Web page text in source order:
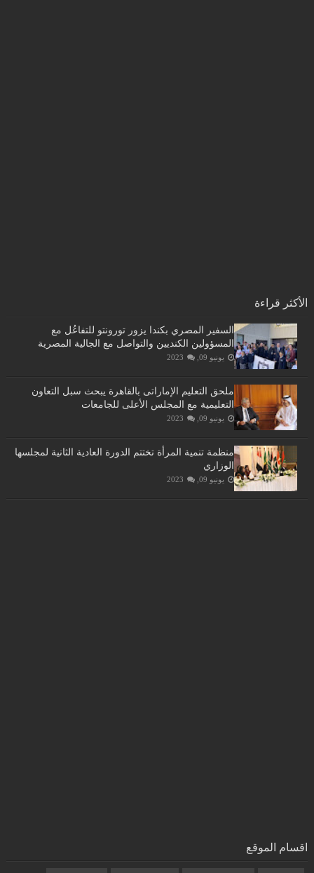
الأكثر قراءة
السفير المصري بكندا يزور تورونتو للتفاعُل مع
المسؤولين الكنديين والتواصل مع الجالية المصرية
يونيو 09, 2023
ملحق التعليم الإماراتى بالقاهرة يبحث سبل التعاون
التعليمية مع المجلس الأعلى للجامعات
يونيو 09, 2023
منظمة تنمية المرأة تختتم الدورة العادية الثانية لمجلسها
الوزاري
يونيو 09, 2023
اقسام الموقع